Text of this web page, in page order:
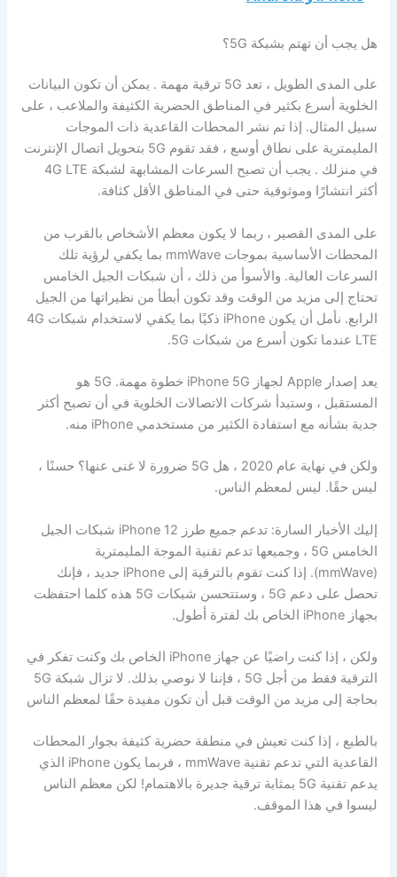
هل يجب أن تهتم بشبكة 5G؟
على المدى الطويل ، تعد 5G ترقية مهمة . يمكن أن تكون البيانات
الخلوية أسرع بكثير في المناطق الحضرية الكثيفة والملاعب ، على
سبيل المثال. إذا تم نشر المحطات القاعدية ذات الموجات
المليمترية على نطاق أوسع ، فقد تقوم 5G بتحويل اتصال الإنترنت
في منزلك . يجب أن تصبح السرعات المشابهة لشبكة 4G LTE
أكثر انتشارًا وموثوقية حتى في المناطق الأقل كثافة.
على المدى القصير ، ربما لا يكون معظم الأشخاص بالقرب من
المحطات الأساسية بموجات mmWave بما يكفي لرؤية تلك
السرعات العالية. والأسوأ من ذلك ، أن شبكات الجيل الخامس
تحتاج إلى مزيد من الوقت وقد تكون أبطأ من نظيراتها من الجيل
الرابع. نأمل أن يكون iPhone ذكيًا بما يكفي لاستخدام شبكات 4G
LTE عندما تكون أسرع من شبكات 5G.
يعد إصدار Apple لجهاز iPhone 5G خطوة مهمة. 5G هو
المستقبل ، وستبدأ شركات الاتصالات الخلوية في أن تصبح أكثر
جدية بشأنه مع استفادة الكثير من مستخدمي iPhone منه.
ولكن في نهاية عام 2020 ، هل 5G ضرورة لا غنى عنها؟ حسنًا ،
ليس حقًا. ليس لمعظم الناس.
إليك الأخبار السارة: تدعم جميع طرز iPhone 12 شبكات الجيل
الخامس 5G ، وجميعها تدعم تقنية الموجة المليمترية
(mmWave). إذا كنت تقوم بالترقية إلى iPhone جديد ، فإنك
تحصل على دعم 5G ، وستتحسن شبكات 5G هذه كلما احتفظت
بجهاز iPhone الخاص بك لفترة أطول.
ولكن ، إذا كنت راضيًا عن جهاز iPhone الخاص بك وكنت تفكر في
الترقية فقط من أجل 5G ، فإننا لا نوصي بذلك. لا تزال شبكة 5G
بحاجة إلى مزيد من الوقت قبل أن تكون مفيدة حقًا لمعظم الناس
بالطبع ، إذا كنت تعيش في منطقة حضرية كثيفة بجوار المحطات
القاعدية التي تدعم تقنية mmWave ، فربما يكون iPhone الذي
يدعم تقنية 5G بمثابة ترقية جديرة بالاهتمام! لكن معظم الناس
ليسوا في هذا الموقف.